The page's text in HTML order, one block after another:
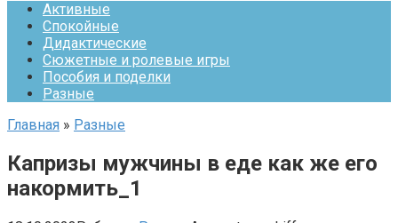
Активные
Спокойные
Дидактические
Сюжетные и ролевые игры
Пособия и поделки
Разные
Главная » Разные
Капризы мужчины в еде как же его
накормить_1